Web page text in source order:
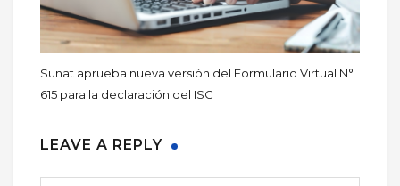
Sunat aprueba nueva versión del Formulario Virtual N°
615 para la declaración del ISC
LEAVE A REPLY